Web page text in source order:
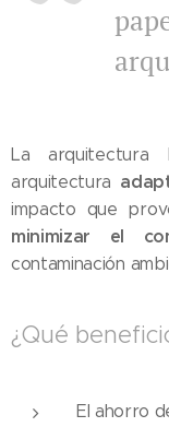
La arquitectura
arquitectura
impacto que
minimizar el
contaminación
¿Qué
El ahorro